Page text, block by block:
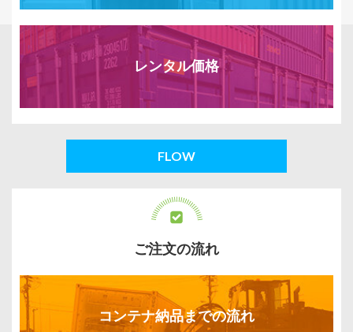
レンタル価格
FLOW
ご注文の流れ
コンテナ納品までの流れ